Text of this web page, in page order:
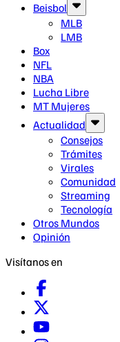
Beisbol
MLB
LMB
Box
NFL
NBA
Lucha Libre
MT Mujeres
Actualidad
Consejos
Trámites
Virales
Comunidad
Streaming
Tecnología
Otros Mundos
Opinión
Visítanos en